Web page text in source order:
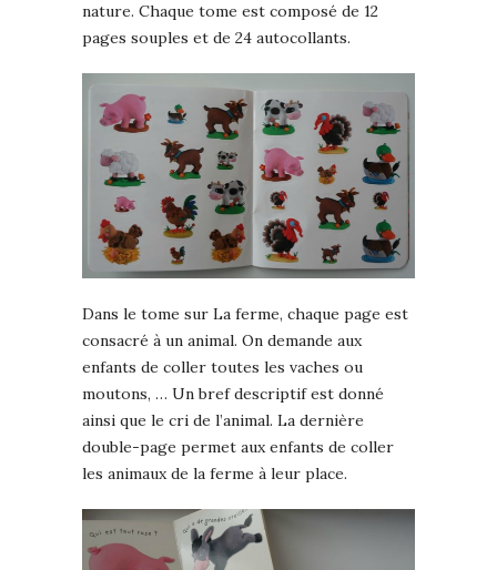
nature. Chaque tome est composé de 12
pages souples et de 24 autocollants.
Dans le tome sur La ferme, chaque page est
consacré à un animal. On demande aux
enfants de coller toutes les vaches ou
moutons, … Un bref descriptif est donné
ainsi que le cri de l’animal. La dernière
double-page permet aux enfants de coller
les animaux de la ferme à leur place.